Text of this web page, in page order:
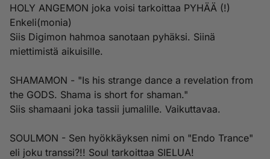
HOLY ANGEMON joka voisi tarkoittaa PYHÄÄ (!)
Enkeli(monia)
Siis Digimon hahmoa sanotaan pyhäksi. Siinä
miettimistä aikuisille.
SHAMAMON - "Is his strange dance a revelation from
the GODS. Shama is short for shaman."
Siis shamaani joka tassii jumalille. Vaikuttavaa.
SOULMON - Sen hyökkäyksen nimi on "Endo Trance"
eli joku transsi?!! Soul tarkoittaa SIELUA!